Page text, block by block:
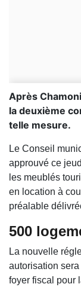
Après
la deuxième
telle mesure.
Le Conseil
approuvé ce
les meublés
en location à
préalable
500
La nouvelle
autorisation
foyer fiscal pour